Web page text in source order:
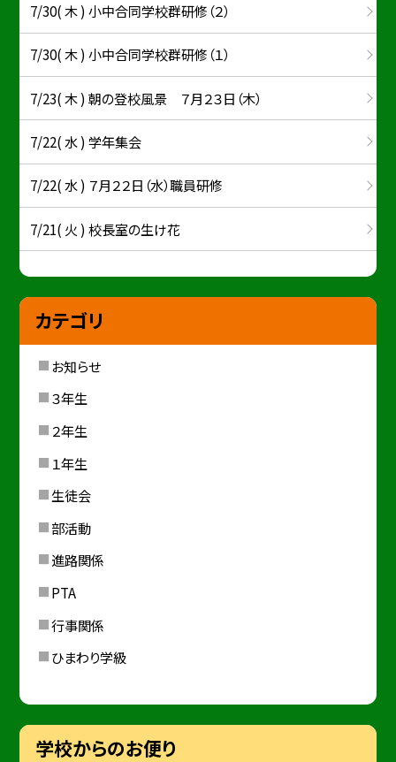
7/30( 木 ) 小中合同学校群研修（２）
7/30( 木 ) 小中合同学校群研修（１）
7/23( 木 ) 朝の登校風景 ７月２３日（木）
7/22( 水 ) 学年集会
7/22( 水 ) ７月２２日（水）職員研修
7/21( 火 ) 校長室の生け花
カテゴリ
お知らせ
３年生
２年生
１年生
生徒会
部活動
進路関係
PTA
行事関係
ひまわり学級
学校からのお便り